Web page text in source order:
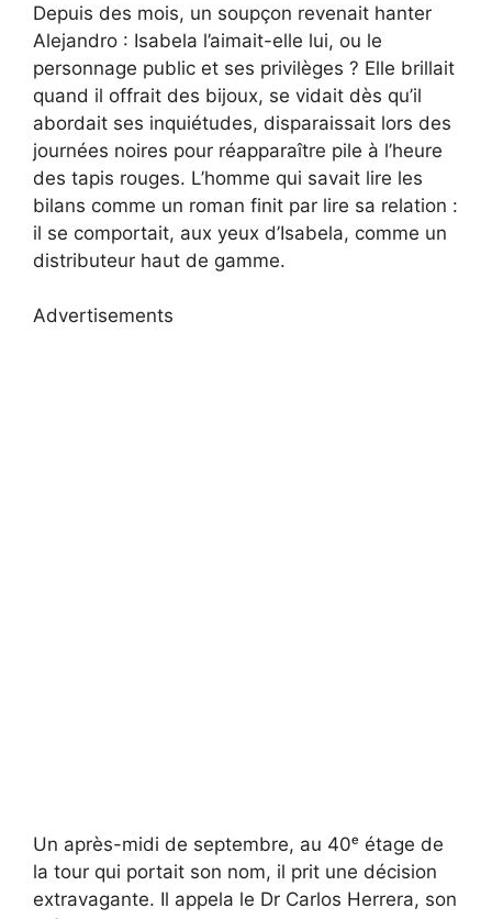
Depuis des mois, un soupçon revenait hanter
Alejandro : Isabela l’aimait-elle lui, ou le
personnage public et ses privilèges ? Elle brillait
quand il offrait des bijoux, se vidait dès qu’il
abordait ses inquiétudes, disparaissait lors des
journées noires pour réapparaître pile à l’heure
des tapis rouges. L’homme qui savait lire les
bilans comme un roman finit par lire sa relation :
il se comportait, aux yeux d’Isabela, comme un
distributeur haut de gamme.
Advertisements
Un après-midi de septembre, au 40ᵉ étage de
la tour qui portait son nom, il prit une décision
extravagante. Il appela le Dr Carlos Herrera, son